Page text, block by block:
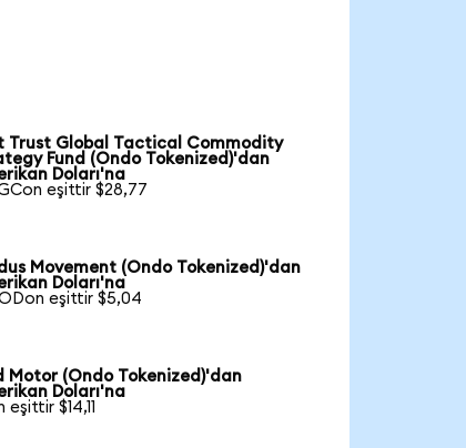
Trust Global Tactical Commodity
Fund (Ondo Tokenized)'dan
Doları'na
eşittir $28,77
Movement (Ondo Tokenized)'dan
Doları'na
eşittir $5,04
Motor (Ondo Tokenized)'dan
Doları'na
eşittir $14,11